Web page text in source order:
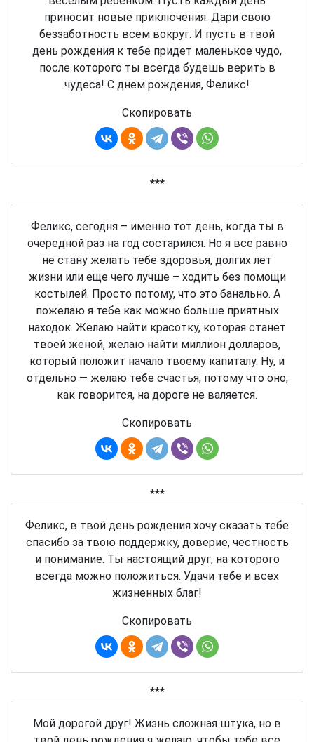
приносит новые приключения. Дари свою
беззаботность всем вокруг. И пусть в твой
день рождения к тебе придет маленькое чудо,
после которого ты всегда будешь верить в
чудеса! С днем рождения, Феликс!
Скопировать
***
Феликс, сегодня – именно тот день, когда ты в
очередной раз на год состарился. Но я все равно
не стану желать тебе здоровья, долгих лет
жизни или еще чего лучше – ходить без помощи
костылей. Просто потому, что это банально. А
пожелаю я тебе как можно больше приятных
находок. Желаю найти красотку, которая станет
твоей женой, желаю найти миллион долларов,
который положит начало твоему капиталу. Ну, и
отдельно — желаю тебе счастья, потому что оно,
как говорится, на дороге не валяется.
Скопировать
***
Феликс, в твой день рождения хочу сказать тебе
спасибо за твою поддержку, доверие, честность
и понимание. Ты настоящий друг, на которого
всегда можно положиться. Удачи тебе и всех
жизненных благ!
Скопировать
***
Мой дорогой друг! Жизнь сложная штука, но в